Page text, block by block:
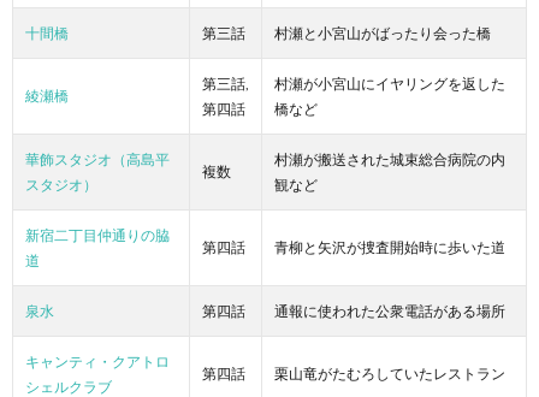
十間橋 第三話 村瀬と小宮山がばったり会った橋
綾瀬橋
第三話,
第四話
村瀬が小宮山にイヤリングを返した
橋など
華飾スタジオ（高島平
スタジオ）
複数
村瀬が搬送された城束総合病院の内
観など
新宿二丁目仲通りの脇
道
第四話 青柳と矢沢が捜査開始時に歩いた道
泉水 第四話 通報に使われた公衆電話がある場所
キャンティ・クアトロ
シェルクラブ
第四話 栗山竜がたむろしていたレストラン